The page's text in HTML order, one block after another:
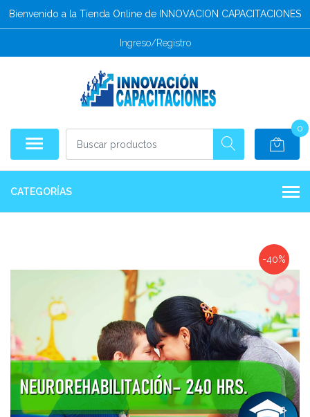
Bienvenido a la Tienda Online de INNOVACION CAPACITACIONES
Ingreso/Registro
0
CATEGORÍAS
-40%